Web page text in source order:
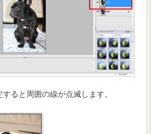
ると周囲の線が点滅します。